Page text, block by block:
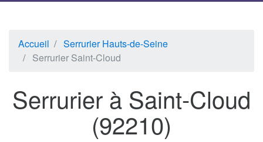
Accueil
Serrurier Hauts-de-Seine
Serrurier Saint-Cloud
Serrurier à Saint-Cloud
(92210)